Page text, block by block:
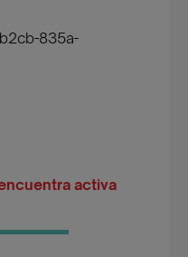
835a-
activa